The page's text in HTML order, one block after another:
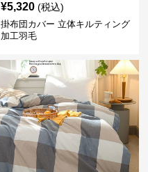
¥5,320 (税込)
掛布団カバー 立体キルティング
加工羽毛